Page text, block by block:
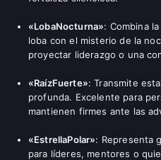
«LobaNocturna»: Combina
loba con el misterio de la
proyectar liderazgo o una
«RaízFuerte»: Transmite
profunda. Excelente para
mantienen firmes ante las
«EstrellaPolar»: Representa
para líderes, mentores o